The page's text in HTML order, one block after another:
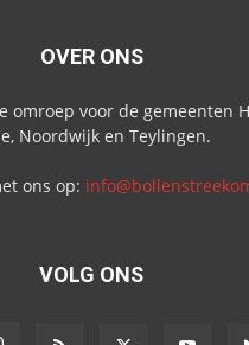
OVER ONS
omroep voor de gemeenten
Noordwijk en Teylingen.
ons op:
VOLG ONS